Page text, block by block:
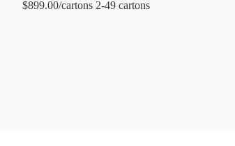
$899.00/cartons 2-49 cartons